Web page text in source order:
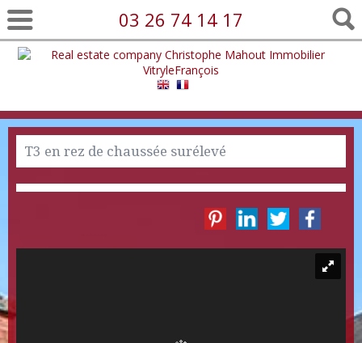
03 26 74 14 17
T3 en rez de chaussée surélevé